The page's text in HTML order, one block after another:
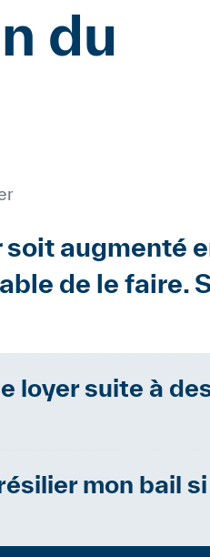
du
augmenté
de le faire.
loyer suite à
à la
mon bail
contre les